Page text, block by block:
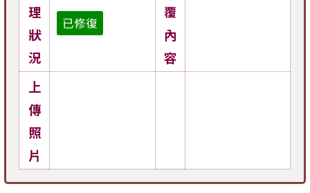
理
狀
況
已修復
覆
內
容
上
傳
照
片